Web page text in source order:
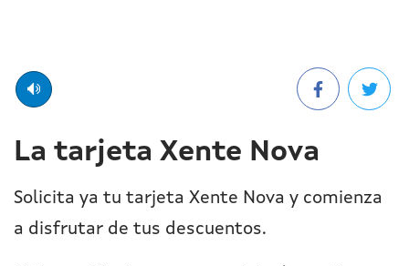
La tarjeta Xente Nova
Solicita ya tu tarjeta Xente Nova y comienza
a disfrutar de tus descuentos.